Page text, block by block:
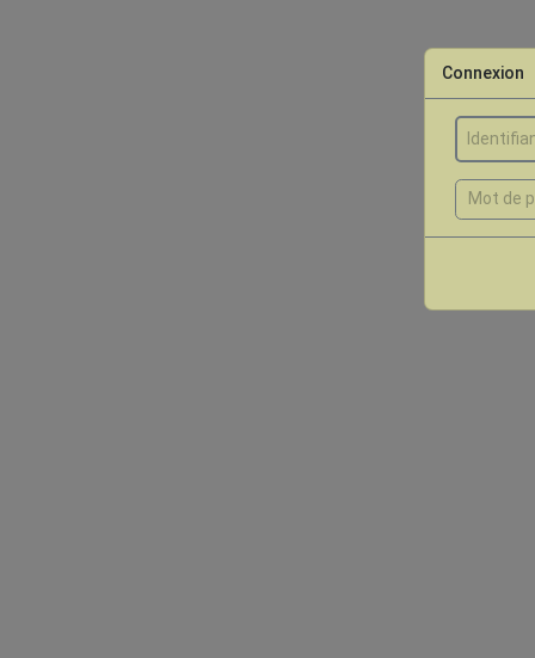
Connexion